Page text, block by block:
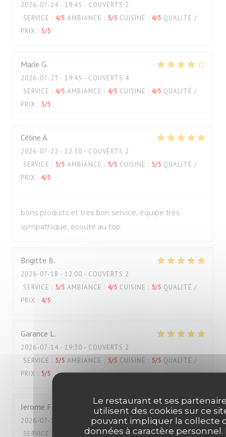
Le restaurant et ses
utilisent des cookies sur ce
pouvant impliquer la collecte
données à caractère personnel.
2026-07-24 - 19:45 - COUVERTS 2
SERVICE : 4/5 AMBIANCE : 5/5 CUISINE : 4/5 QUALITÉ /
PRIX : 3/5
Marie G
2026-07-23 - 19:45 - COUVERTS 4
SERVICE : 4/5 AMBIANCE : 4/5 CUISINE : 4/5 QUALITÉ /
PRIX : 3/5
Céline A
2026-07-22 - 12:30 - COUVERTS 2
SERVICE : 5/5 AMBIANCE : 5/5 CUISINE : 5/5 QUALITÉ /
PRIX : 4/5
bons produits et très bon service, équipe très
sympathique, écoute au top
Brigitte B
2026-07-18 - 12:00 - COUVERTS 2
SERVICE : 5/5 AMBIANCE : 4/5 CUISINE : 5/5 QUALITÉ /
PRIX : 4/5
Garance L
2026-07-14 - 19:30 - COUVERTS 2
SERVICE : 5/5 AMBIANCE : 5/5 CUISINE : 5/5 QUALITÉ /
PRIX : 5/5
Jerome F
2026-07-17
- 19:45 - COUVERTS 3
SERVICE
AMBIANCE: 2/5 CUISINE: 1/5 QUALITÉ /